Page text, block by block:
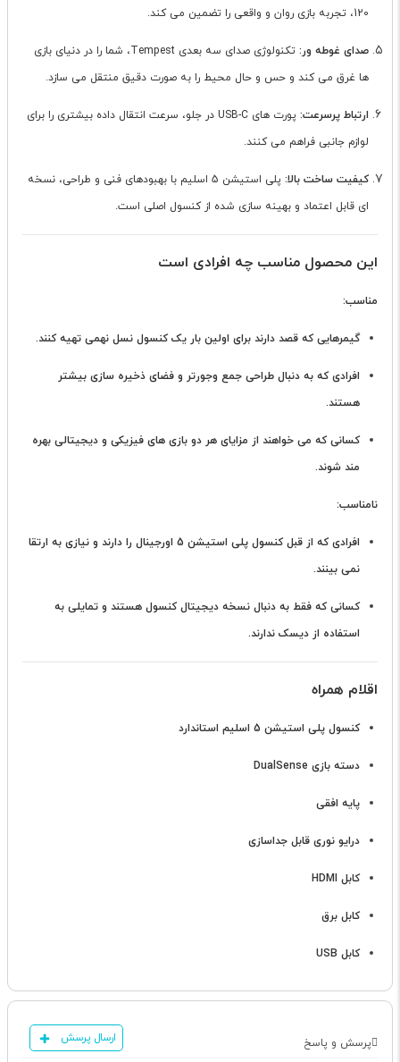
120، تجربه بازی روان و واقعی را تضمین می کند.
صدای غوطه ور:
تکنولوژی صدای سه بعدی Tempest، شما را در دنیای بازی
ها غرق می کند و حس و حال محیط را به صورت دقیق منتقل می سازد.
ارتباط پرسرعت:
پورت های USB-C در جلو، سرعت انتقال داده بیشتری را برای
لوازم جانبی فراهم می کنند.
کیفیت ساخت بالا:
پلی استیشن 5 اسلیم با بهبودهای فنی و طراحی، نسخه
ای قابل اعتماد و بهینه سازی شده از کنسول اصلی است.
این محصول مناسب چه افرادی است
مناسب:
گیمرهایی که قصد دارند برای اولین بار یک کنسول نسل نهمی تهیه کنند.
افرادی که به دنبال طراحی جمع وجورتر و فضای ذخیره سازی بیشتر
هستند.
کسانی که می خواهند از مزایای هر دو بازی های فیزیکی و دیجیتالی بهره
مند شوند.
نامناسب:
افرادی که از قبل کنسول پلی استیشن 5 اورجینال را دارند و نیازی به ارتقا
نمی بینند.
کسانی که فقط به دنبال نسخه دیجیتال کنسول هستند و تمایلی به
استفاده از دیسک ندارند.
اقلام همراه
کنسول پلی استیشن 5 اسلیم استاندارد
دسته بازی DualSense
پایه افقی
درایو نوری قابل جداسازی
کابل HDMI
کابل برق
کابل USB
پرسش و پاسخ ارسال پرسش